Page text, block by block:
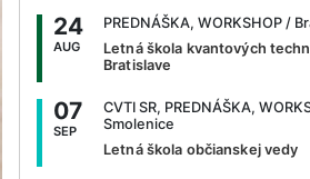
24
AUG
PREDNÁŠKA, WORKSHOP /
Letná škola kvantových
Bratislave
07
SEP
CVTI SR, PREDNÁŠKA,
Smolenice
Letná škola občianskej vedy